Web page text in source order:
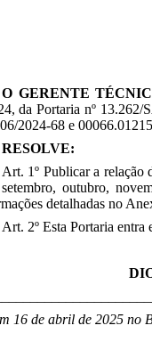
relação
O GERENTE
da Portaria nº 13.262/
2024-68 e
RESOLVE:
Art. 1º Publicar a relação
outubro,
detalhadas no
Art. 2º Esta Portaria entra
16 de abril de 2025 no